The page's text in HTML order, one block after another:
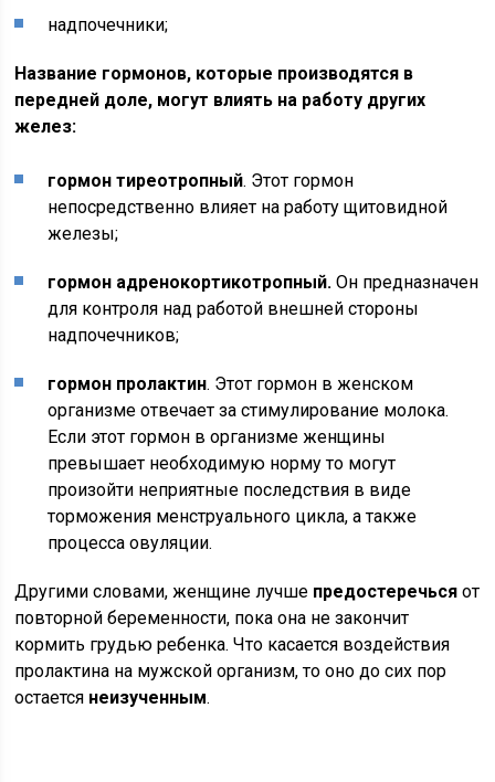
надпочечники;
Название гормонов, которые производятся в
передней доле, могут влиять на работу других
желез:
гормон тиреотропный. Этот гормон
непосредственно влияет на работу щитовидной
железы;
гормон адренокортикотропный. Он предназначен
для контроля над работой внешней стороны
надпочечников;
гормон пролактин. Этот гормон в женском
организме отвечает за стимулирование молока.
Если этот гормон в организме женщины
превышает необходимую норму то могут
произойти неприятные последствия в виде
торможения менструального цикла, а также
процесса овуляции.
Другими словами, женщине лучше предостеречься от
повторной беременности, пока она не закончит
кормить грудью ребенка. Что касается воздействия
пролактина на мужской организм, то оно до сих пор
остается неизученным.